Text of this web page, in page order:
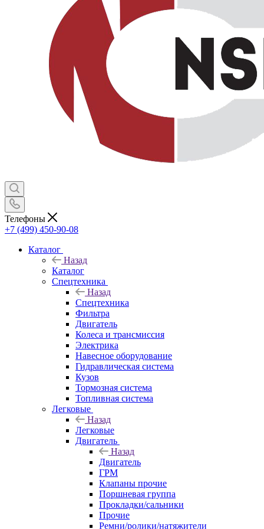
Телефоны
+7 (499) 450-90-08
Каталог
Назад
Каталог
Спецтехника
Назад
Спецтехника
Фильтра
Двигатель
Колеса и трансмиссия
Электрика
Навесное оборудование
Гидравлическая система
Кузов
Тормозная система
Топливная система
Легковые
Назад
Легковые
Двигатель
Назад
Двигатель
ГРМ
Клапаны прочие
Поршневая группа
Прокладки/сальники
Прочие
Ремни/ролики/натяжители